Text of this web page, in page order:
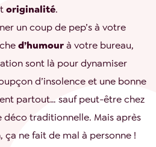
originalité.
un coup de pep’s à votre
d’humourà votre bureau,
sont là pour dynamiser
d’insolence et une bonne
partout… sauf peut-être chez
traditionnelle. Mais après
ne fait de mal à personne !